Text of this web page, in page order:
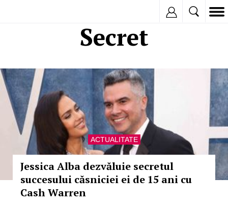
Secret
ACTUALITATE
Jessica Alba dezvăluie secretul
succesului căsniciei ei de 15 ani cu
Cash Warren